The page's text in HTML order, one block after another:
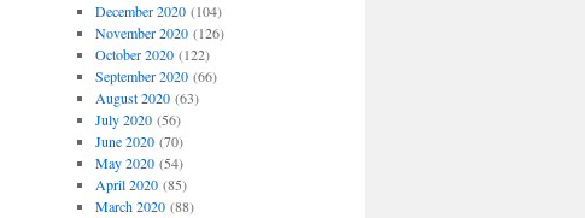
December 2020(104)
November 2020(126)
October 2020(122)
September 2020(66)
August 2020(63)
July 2020(56)
June 2020(70)
May 2020(54)
April 2020(85)
March 2020(88)